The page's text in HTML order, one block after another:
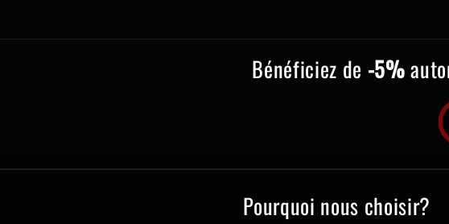
Bénéficiez de -5%
Pourquoi nous choisir?